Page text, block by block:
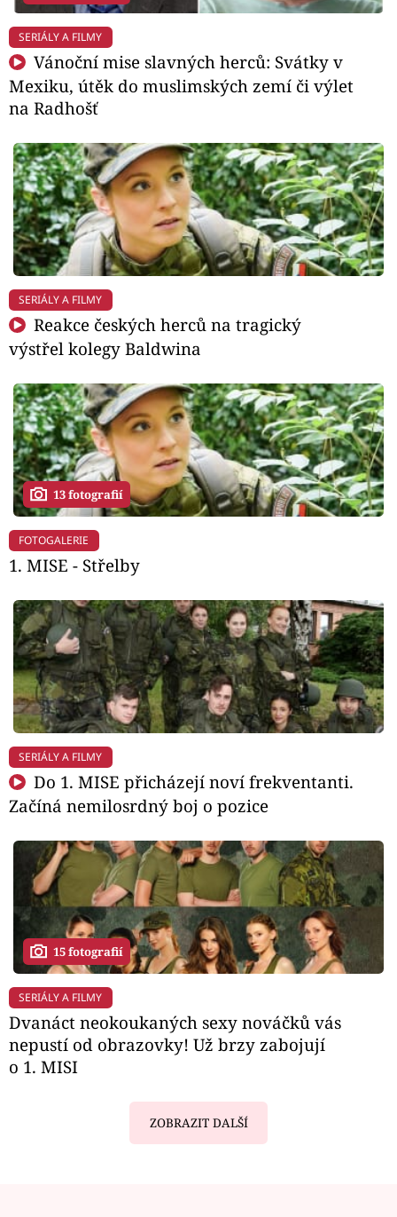
SERIÁLY A FILMY
Vánoční mise slavných herců: Svátky v
Mexiku, útěk do muslimských zemí či výlet
na Radhošť
SERIÁLY A FILMY
Reakce českých herců na tragický
výstřel kolegy Baldwina
13 fotografií
FOTOGALERIE
1. MISE - Střelby
SERIÁLY A FILMY
Do 1. MISE přicházejí noví frekventanti.
Začíná nemilosrdný boj o pozice
15 fotografií
SERIÁLY A FILMY
Dvanáct neokoukaných sexy nováčků vás
nepustí od obrazovky! Už brzy zabojují
o 1. MISI
ZOBRAZIT DALŠÍ